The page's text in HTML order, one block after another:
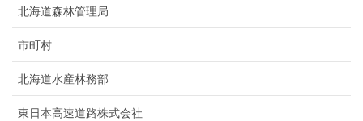
北海道森林管理局
市町村
北海道水産林務部
東日本高速道路株式会社